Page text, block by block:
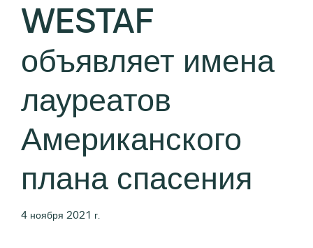
WESTAF
объявляет имена
лауреатов
Американского
плана спасения
4 ноября 2021 г.